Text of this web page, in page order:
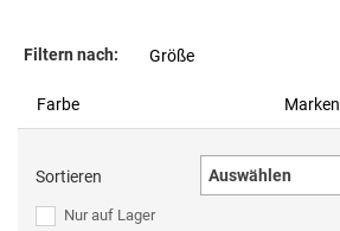
Filtern nach: Größe
Farbe Marken
Sortieren Auswählen
Nur auf Lager